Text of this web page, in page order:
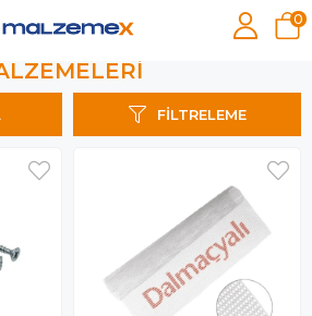
0
FILTRELEME